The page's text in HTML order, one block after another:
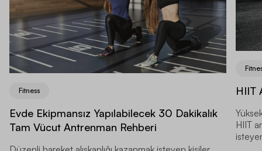
Fitness
Evde Ekipmansız Yapılabilecek 30 Dakikalık
Tam Vücut Antrenman Rehberi
HIIT
HIIT